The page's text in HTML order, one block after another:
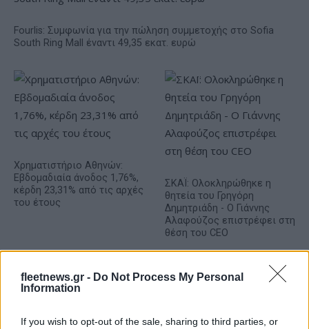
fleetnews.gr - Do Not Process My Personal
Information
If you wish to opt-out of the sale, sharing to third parties, or
Fourlis: Συμφωνία για την πώληση συμμετοχής στο Sofia
South Ring Mall έναντι 49,35 εκατ. ευρώ
Χρηματιστήριο Αθηνών:
Εβδομαδιαία άνοδος 1,76%,
κέρδη 23,31% από τις αρχές
του έτους
ΣΚΑΪ: Ολοκληρώθηκε η
θητεία του Γρηγόρη
Δημητριάδη - Ο Γιάννης
Αλαφούζος επιστρέφει στη
θέση του CEO